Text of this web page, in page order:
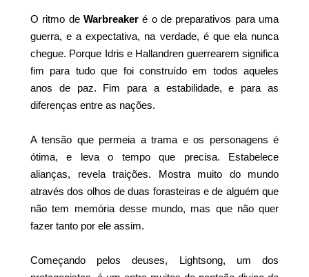
O ritmo de Warbreakeré o de preparativos para uma
guerra, e a expectativa, na verdade, é que ela nunca
chegue. Porque Idris e Hallandren guerrearem significa
fim para tudo que foi construído em todos aqueles
anos de paz. Fim para a estabilidade, e para as
diferenças entre as nações.
A tensão que permeia a trama e os personagens é
ótima, e leva o tempo que precisa. Estabelece
alianças, revela traições. Mostra muito do mundo
através dos olhos de duas forasteiras e de alguém que
não tem memória desse mundo, mas que não quer
fazer tanto por ele assim.
Começando pelos deuses, Lightsong, um dos